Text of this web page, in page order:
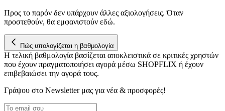
Προς το παρόν δεν υπάρχουν άλλες αξιολογήσεις. Όταν
προστεθούν, θα εμφανιστούν εδώ.
Πώς υπολογίζεται η βαθμολογία
Η τελική βαθμολογία βασίζεται αποκλειστικά σε κριτικές χρηστών
που έχουν πραγματοποιήσει αγορά μέσω SHOPFLIX ή έχουν
επιβεβαιώσει την αγορά τους.
Γράψου στο Νewsletter μας για νέα & προσφορές!